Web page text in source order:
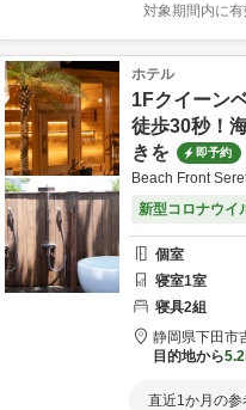
対象期間内に有
ホテル
1Fクイーン
徒歩30秒！
きを
即予約
Beach Front
新型コロナウイ
個室
寝室1室
寝具2組
静岡県下田市
目的地から
直近1か月の参